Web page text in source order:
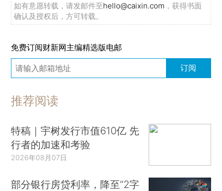
如有意愿转载，请发邮件至hello@caixin.com ，获得书面
确认及授权后，方可转载。
免费订阅财新网主编精选版电邮
订阅
推荐阅读
特稿｜宇树发行市值610亿 先
行者的加速和考验
2026年08月07日
部分银行房贷利率，降至“2字